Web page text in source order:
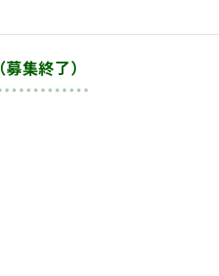
集終了）